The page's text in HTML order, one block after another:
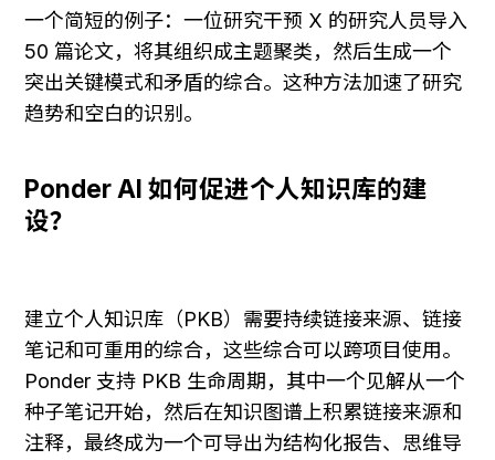
一个简短的例子：一位研究干预 X 的研究人员导入
50 篇论文，将其组织成主题聚类，然后生成一个
突出关键模式和矛盾的综合。这种方法加速了研究
趋势和空白的识别。
Ponder AI 如何促进个人知识库的建
设？
建立个人知识库（PKB）需要持续链接来源、链接
笔记和可重用的综合，这些综合可以跨项目使用。
Ponder 支持 PKB 生命周期，其中一个见解从一个
种子笔记开始，然后在知识图谱上积累链接来源和
注释，最终成为一个可导出为结构化报告、思维导